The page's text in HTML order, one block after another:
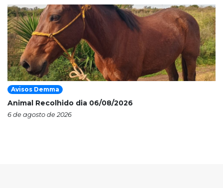
Avisos Demma
Animal Recolhido dia 06/08/2026
6 de agosto de 2026